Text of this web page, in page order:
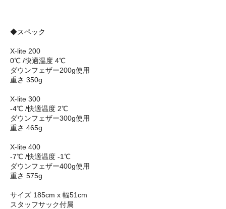
◆スペック
X-lite 200
0℃ /快適温度 4℃
ダウンフェザー200g使用
重さ 350g
X-lite 300
-4℃ /快適温度 2℃
ダウンフェザー300g使用
重さ 465g
X-lite 400
-7℃ /快適温度 -1℃
ダウンフェザー400g使用
重さ 575g
サイズ 185cm x 幅51cm
スタッフサック付属